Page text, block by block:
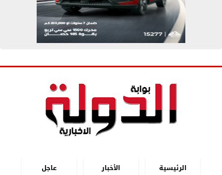
الرئيسية الأخبار
عاجل